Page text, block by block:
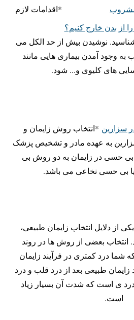
از بدن خارج کنیم؟
*اقدامات لازم
نوشیدن بیش از حد الکل می
به وجود آمدن بیماری هایی مانند
های کلیوی و... شود.
سزارین *انتخاب روش زایمان و
به عهده مادر و تشخیص پزشک
حسی در زایمان به دو روش بی
بی حسی نخاعی می باشد.
از دلایل انتخاب زایمان طبیعی،
بعضی از روش ها در روند
شما درد کمتری در فرآیند زایمان
زایمان طبیعی بعد از درد قلب و درد
ی است که شدت آن بسیار زیاد
است.